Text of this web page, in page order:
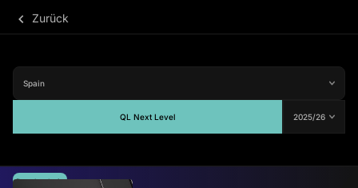
Zurück
QL Next Level
Durchschnitt